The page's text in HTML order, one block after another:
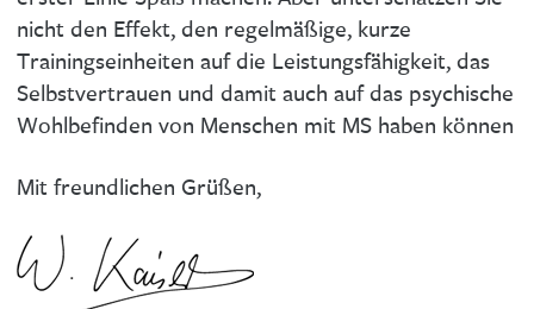
nicht den Effekt, den regelmäßige, kurze
Trainingseinheiten auf die Leistungsfähigkeit, das
Selbstvertrauen und damit auch auf das psychische
Wohlbefinden von Menschen mit MS haben können
Mit freundlichen Grüßen,